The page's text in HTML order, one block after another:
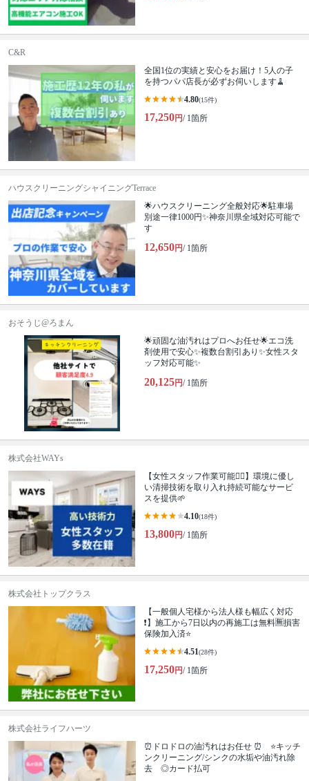
C&R
全国1位の実績と安心をお届け！5人の子
を持つパパ店長が必ずお伺いします🧹
4.80(15件)
17,250円/ 1箇所
ハウスクリーニングシャイニングTerrace
🌟ハウスクリーニング全般対応🌟駐車場
別途一律1000円✨神奈川県全域対応可能で
す
12,650円/ 1箇所
おそうじ@ろまん
🌟頑固な油汚れはプロへお任せ🌟エコ洗
剤使用で安心✨複数台割引あり✨女性スタ
ッフ対応可能✨
20,125円/ 1箇所
株式会社WAYs
【女性スタッフ作業可能🙆‍♀️】環境に優し
い清掃技術を取り入れ持続可能なサービ
スを提供🌱
4.10(18件)
13,800円/ 1箇所
株式会社トップクラス
【一般個人宅様から法人様も幅広く対応
❗️】施工から7日以内の再施工は無料🈚️損害
保険加入済⭐️
4.51(28件)
17,250円/ 1箇所
株式会社ライフハーツ
⏰ドロドロの油汚れはお任せ ⏰ ⭐キッチ
ンクリーニング/シンクの水垢や油汚れ除
去 ◎カード払可